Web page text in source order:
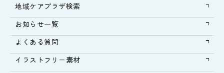
地域ケアプラザ検索
お知らせ一覧
よくある質問
イラストフリー素材